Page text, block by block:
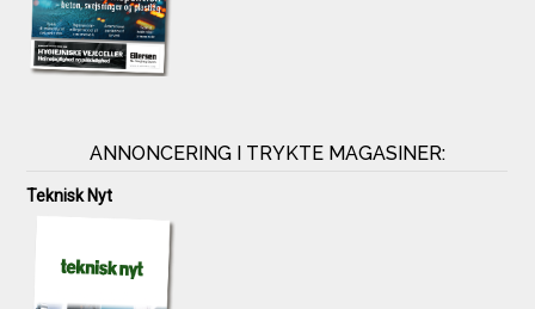
ANNONCERING I TRYKTE MAGASINER:
Teknisk Nyt